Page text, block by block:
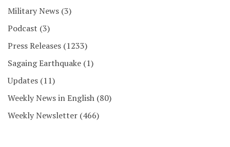
Military News (3)
Podcast (3)
Press Releases (1233)
Sagaing Earthquake (1)
Updates (11)
Weekly News in English (80)
Weekly Newsletter (466)